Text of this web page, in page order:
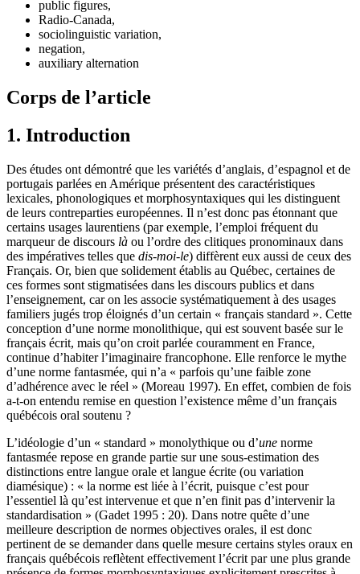
public figures,
Radio-Canada,
sociolinguistic variation,
negation,
auxiliary alternation
Corps de l’article
1. Introduction
Des études ont démontré que les variétés d’anglais, d’espagnol et de
portugais parlées en Amérique présentent des caractéristiques
lexicales, phonologiques et morphosyntaxiques qui les distinguent
de leurs contreparties européennes. Il n’est donc pas étonnant que
certains usages laurentiens (par exemple, l’emploi fréquent du
marqueur de discours là ou l’ordre des clitiques pronominaux dans
des impératives telles que dis-moi-le) diffèrent eux aussi de ceux des
Français. Or, bien que solidement établis au Québec, certaines de
ces formes sont stigmatisées dans les discours publics et dans
l’enseignement, car on les associe systématiquement à des usages
familiers jugés trop éloignés d’un certain « français standard ». Cette
conception d’une norme monolithique, qui est souvent basée sur le
français écrit, mais qu’on croit parlée couramment en France,
continue d’habiter l’imaginaire francophone. Elle renforce le mythe
d’une norme fantasmée, qui n’a « parfois qu’une faible zone
d’adhérence avec le réel » (Moreau 1997). En effet, combien de fois
a-t-on entendu remise en question l’existence même d’un français
québécois oral soutenu ?
L’idéologie d’un « standard » monolythique ou d’une norme
fantasmée repose en grande partie sur une sous-estimation des
distinctions entre langue orale et langue écrite (ou variation
diamésique) : « la norme est liée à l’écrit, puisque c’est pour
l’essentiel là qu’est intervenue et que n’en finit pas d’intervenir la
standardisation » (Gadet 1995 : 20). Dans notre quête d’une
meilleure description de normes objectives orales, il est donc
pertinent de se demander dans quelle mesure certains styles oraux en
français québécois reflètent effectivement l’écrit par une plus grande